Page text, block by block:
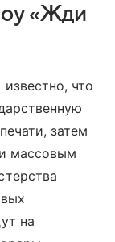
«Жди
что
затем
массовым
на